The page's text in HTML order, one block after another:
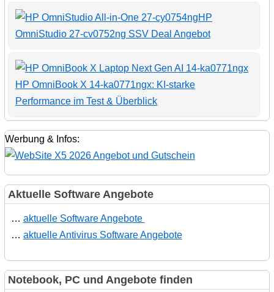
HP
OmniStudio 27-cv0752ng SSV Deal Angebot
HP OmniBook X 14-ka0771ngx: KI-starke
Performance im Test & Überblick
Werbung & Infos:
Aktuelle Software Angebote
… aktuelle Software Angebote
… aktuelle Antivirus Software Angebote
Notebook, PC und Angebote finden